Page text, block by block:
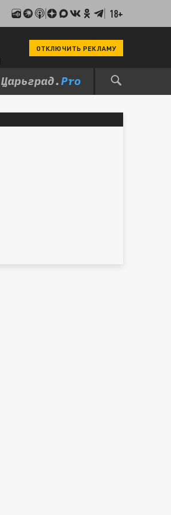
18+
ОТКЛЮЧИТЬ РЕКЛАМУ